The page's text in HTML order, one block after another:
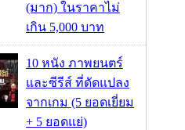
(มาก) ในราคาไม่
เกิน 5,000 บาท
10 หนัง ภาพยนตร์
และซีรีส์ ที่ดัดแปลง
จากเกม (5 ยอดเยี่ยม
+ 5 ยอดแย่)